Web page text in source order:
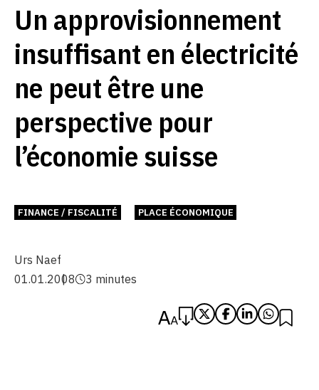
Un approvisionnement
insuffisant en électricité
ne peut être une
perspective pour
l’économie suisse
FINANCE / FISCALITÉ PLACE ÉCONOMIQUE
Urs Naef
01.01.2008
3 minutes